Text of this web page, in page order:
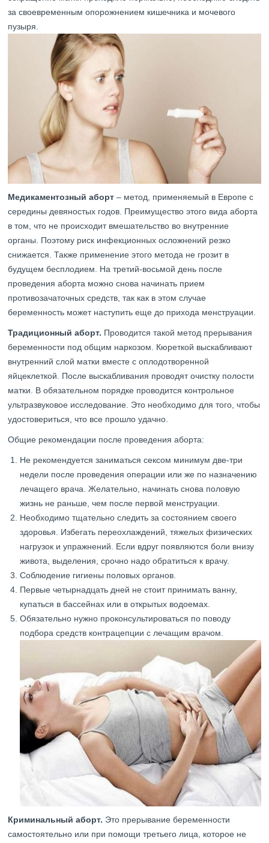
за своевременным опорожнением кишечника и мочевого
пузыря.
Медикаментозный аборт – метод, применяемый в Европе с
середины девяностых годов. Преимущество этого вида аборта
в том, что не происходит вмешательство во внутренние
органы. Поэтому риск инфекционных осложнений резко
снижается. Также применение этого метода не грозит в
будущем бесплодием. На третий-восьмой день после
проведения аборта можно снова начинать прием
противозачаточных средств, так как в этом случае
беременность может наступить еще до прихода менструации.
Традиционный аборт. Проводится такой метод прерывания
беременности под общим наркозом. Кюреткой выскабливают
внутренний слой матки вместе с оплодотворенной
яйцеклеткой. После выскабливания проводят очистку полости
матки. В обязательном порядке проводится контрольное
ультразвуковое исследование. Это необходимо для того, чтобы
удостовериться, что все прошло удачно.
Общие рекомендации после проведения аборта:
Не рекомендуется заниматься сексом минимум две-три
недели после проведения операции или же по назначению
лечащего врача. Желательно, начинать снова половую
жизнь не раньше, чем после первой менструации.
Необходимо тщательно следить за состоянием своего
здоровья. Избегать переохлаждений, тяжелых физических
нагрузок и упражнений. Если вдруг появляются боли внизу
живота, выделения, срочно надо обратиться к врачу.
Соблюдение гигиены половых органов.
Первые четырнадцать дней не стоит принимать ванну,
купаться в бассейнах или в открытых водоемах.
Обязательно нужно проконсультироваться по поводу
подбора средств контрацепции с лечащим врачом.
Криминальный аборт. Это прерывание беременности
самостоятельно или при помощи третьего лица, которое не